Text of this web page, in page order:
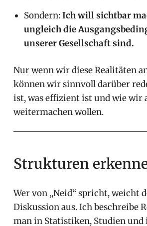
Sondern:Ich will sichtbar
ungleich die
unserer Gesellschaft sind.
Nur wenn wir diese Realitäten
können wir sinnvoll darüber
ist, was effizient ist und wie wir
weitermachen wollen.
Strukturen
Wer von „Neid“ spricht, weicht
Diskussion aus. Ich beschreibe
man in Statistiken, Studien und